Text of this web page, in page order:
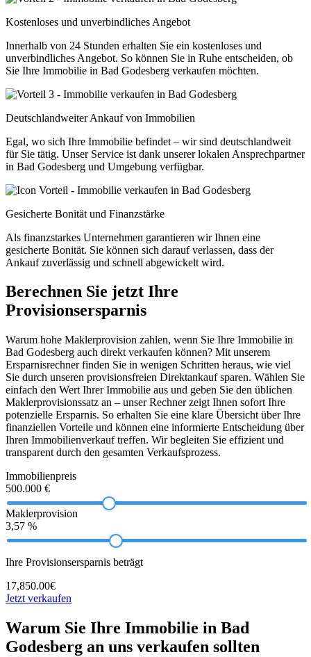
Kostenloses und unverbindliches Angebot
Innerhalb von 24 Stunden erhalten Sie ein kostenloses und
unverbindliches Angebot. So können Sie in Ruhe entscheiden, ob
Sie Ihre Immobilie in Bad Godesberg verkaufen möchten.
Deutschlandweiter Ankauf von Immobilien
Egal, wo sich Ihre Immobilie befindet – wir sind deutschlandweit
für Sie tätig. Unser Service ist dank unserer lokalen Ansprechpartner
in Bad Godesberg und Umgebung verfügbar.
Gesicherte Bonität und Finanzstärke
Als finanzstarkes Unternehmen garantieren wir Ihnen eine
gesicherte Bonität. Sie können sich darauf verlassen, dass der
Ankauf zuverlässig und schnell abgewickelt wird.
Berechnen Sie jetzt Ihre
Provisionsersparnis
Warum hohe Maklerprovision zahlen, wenn Sie Ihre Immobilie in
Bad Godesberg auch direkt verkaufen können? Mit unserem
Ersparnisrechner finden Sie in wenigen Schritten heraus, wie viel
Sie durch unseren provisionsfreien Direktankauf sparen. Wählen Sie
einfach den Wert Ihrer Immobilie aus und geben Sie den üblichen
Maklerprovisionssatz an – unser Rechner zeigt Ihnen sofort Ihre
potenzielle Ersparnis. So erhalten Sie eine klare Übersicht über Ihre
finanziellen Vorteile und können eine informierte Entscheidung über
Ihren Immobilienverkauf treffen. Wir begleiten Sie effizient und
transparent durch den gesamten Verkaufsprozess.
Immobilienpreis
500.000 €
Maklerprovision
3,57 %
Ihre Provisionsersparnis beträgt
17,850.00€
Jetzt verkaufen
Warum Sie Ihre Immobilie in Bad
Godesberg an uns verkaufen sollten